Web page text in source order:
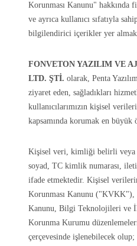
Korunması Kanunu" hakkında
ve ayrıca kullanıcı sıfatıyla
bilgilendirici içerikler yer
FONVETON YAZILIM VE
LTD. ŞTİ. olarak, Penta
ziyaret eden, sağladıkları
kullanıcılarımızın kişisel
kapsamında korumak en
Kişisel veri, kimliği belirli
soyad, TC kimlik numarası,
ifade etmektedir. Kişisel
Korunması Kanunu ("KVKK"),
Kanunu, Bilgi Teknolojileri ve
Korunma Kurumu
çerçevesinde işlenebilecek